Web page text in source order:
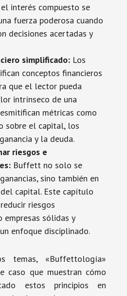
interés compuesto se
fuerza poderosa cuando
decisiones acertadas y
simplificado:Los
conceptos financieros
que el lector pueda
intrínseco de una
métricas como
sobre el capital, los
y la deuda.
riesgos e
Buffett no solo se
sino también en
capital. Este capítulo
riesgos
empresas sólidas y
enfoque disciplinado.
temas, «Buffettología»
caso que muestran cómo
estos principios en